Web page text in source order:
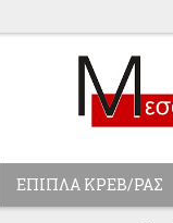
ΕΠΙΠΛΑ ΚΡΕΒ/ΡΑΣ